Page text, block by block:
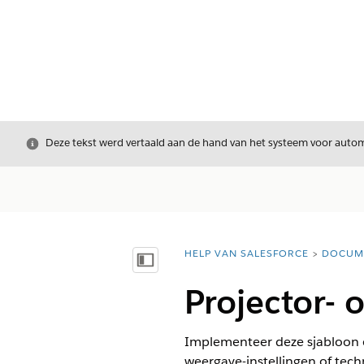
Sluiten
Deze tekst werd vertaald aan de hand van het systeem voor
Inhoudsopgave weergeven
U bent hier:
HELP VAN SALESFORCE
Projector-
Implementeer deze sjabloon